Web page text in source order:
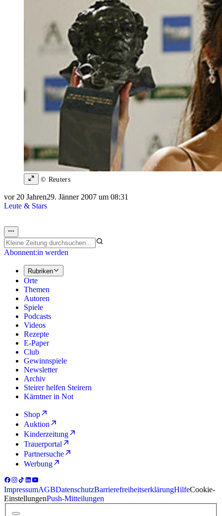
© Reuters
vor 20 Jahren29. Jänner 2007 um 08:31
Leute & Stars
Abonnent:in werden
Rubriken
Orte
Themen
Autoren
Spiele
Podcasts
Videos
Rezepte
E-Paper
Club
Gewinnspiele
Newsletter
Archiv
Steirer helfen Steirern
Kärntner in Not
Shop
Auktion
Kinderzeitung
Trauerportal
Partnersuche
Werbung
ImpressumAGBDatenschutzBarrierefreiheitserklärungHilfeCookie-
EinstellungenPush-Mitteilungen